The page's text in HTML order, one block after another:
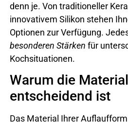
denn je. Von traditioneller
innovativem Silikon stehen
Optionen zur Verfügung.
besonderen Stärken für
Kochsituationen.
Warum die
entscheidend ist
Das Material Ihrer